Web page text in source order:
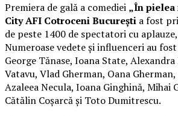
Premiera de gală a comediei „În pielea
City AFI Cotroceni București a fost
de peste 1400 de spectatori cu
Numeroase vedete și influenceri au
George Tănase, Ioana State,
Vatavu, Vlad Gherman, Oana
Azaleea Necula, Ioana Ginghină, Mihai
Cătălin Coșarcă și Toto Dumitrescu.